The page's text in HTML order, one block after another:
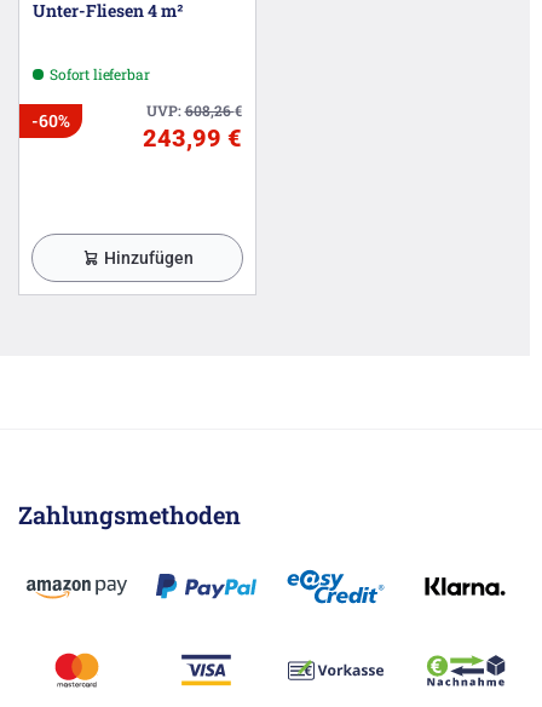
Unter-Fliesen 4 m²
Sofort lieferbar
UVP:608,26€
-60%
243,99 €
Hinzufügen
Zahlungsmethoden